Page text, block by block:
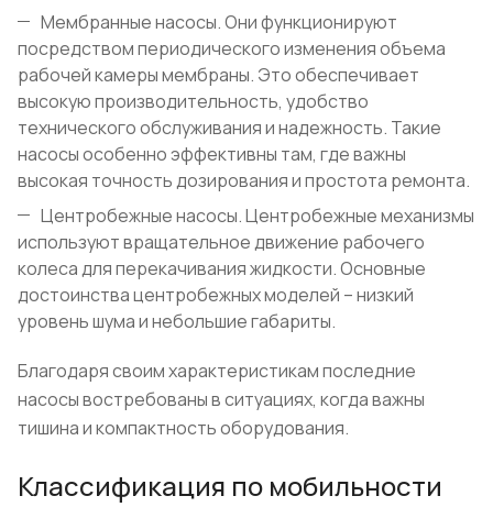
Мембранные насосы. Они функционируют
посредством периодического изменения объема
рабочей камеры мембраны. Это обеспечивает
высокую производительность, удобство
технического обслуживания и надежность. Такие
насосы особенно эффективны там, где важны
высокая точность дозирования и простота ремонта.
Центробежные насосы. Центробежные механизмы
используют вращательное движение рабочего
колеса для перекачивания жидкости. Основные
достоинства центробежных моделей – низкий
уровень шума и небольшие габариты.
Благодаря своим характеристикам последние
насосы востребованы в ситуациях, когда важны
тишина и компактность оборудования.
Классификация по мобильности